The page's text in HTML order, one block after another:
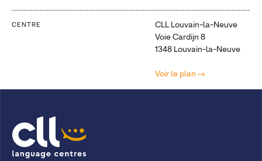
CENTRE
CLL Louvain-la-Neuve
Voie Cardijn 8
1348 Louvain-la-Neuve
Voir le plan